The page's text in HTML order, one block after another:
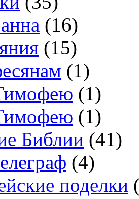
(16)
(15)
(1)
(1)
(1)
Библии (41)
(4)
поделки